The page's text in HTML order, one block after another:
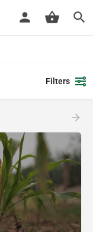
Filters